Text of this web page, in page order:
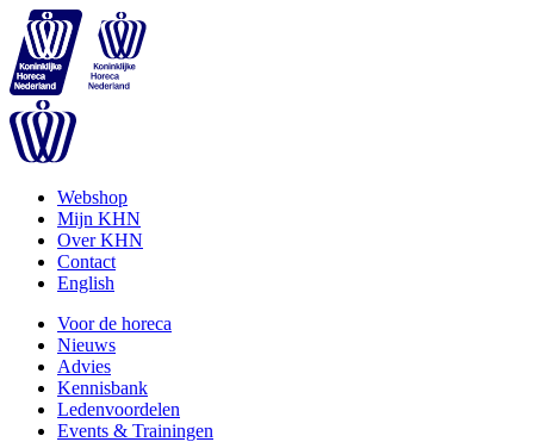
Webshop
Mijn KHN
Over KHN
Contact
English
Voor de horeca
Nieuws
Advies
Kennisbank
Ledenvoordelen
Events & Trainingen